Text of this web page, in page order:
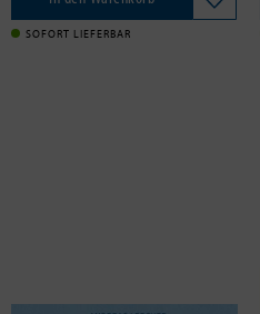
SOFORT LIEFERBAR